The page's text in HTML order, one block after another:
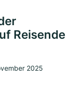
Reisende
2025